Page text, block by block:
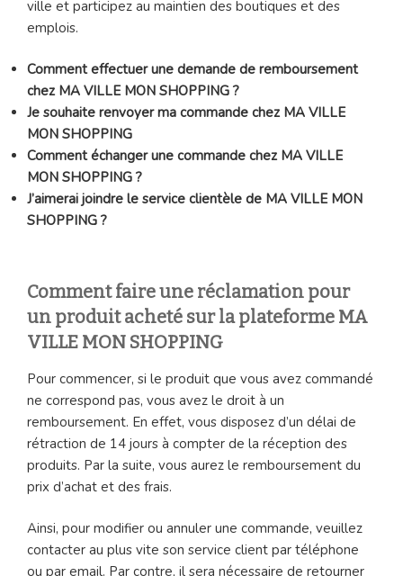
ville et participez au maintien des boutiques et des
emplois.
Comment effectuer une demande de remboursement
chez MA VILLE MON SHOPPING ?
Je souhaite renvoyer ma commande chez MA VILLE
MON SHOPPING
Comment échanger une commande chez MA VILLE
MON SHOPPING ?
J’aimerai joindre le service clientèle de MA VILLE MON
SHOPPING ?
Comment faire une réclamation pour
un produit acheté sur la plateforme MA
VILLE MON SHOPPING
Pour commencer, si le produit que vous avez commandé
ne correspond pas, vous avez le droit à un
remboursement. En effet, vous disposez d’un délai de
rétraction de 14 jours à compter de la réception des
produits. Par la suite, vous aurez le remboursement du
prix d’achat et des frais.
Ainsi, pour modifier ou annuler une commande, veuillez
contacter au plus vite son service client par téléphone
ou par email. Par contre, il sera nécessaire de retourner